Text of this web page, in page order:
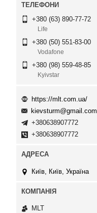
+380 (63) 890-77-72
Life
+380 (50) 551-83-00
Vodafone
+380 (98) 559-48-85
Kyivstar
https://mlt.com.ua/
kievsturm@gmail.com
+380638907772
+380638907772
Київ, Київ, Україна
MLT